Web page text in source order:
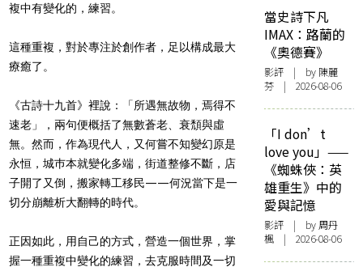
複中有變化的，練習。
這種重複，對於專注於創作者，足以構成最大
療癒了。
《古詩十九首》裡說：「所遇無故物，焉得不
速老」，兩句便概括了無數蒼老、衰頹與虛
無。然而，作為現代人，又何嘗不知變幻原是
永恒，城巿本就變化多端，街道整修不斷，店
子開了又倒，搬家轉工移民——何況當下是一
切分崩離析大翻轉的時代。
正因如此，用自己的方式，營造一個世界，掌
握一種重複中變化的練習，去克服時間及一切
當史詩下凡
IMAX：路蘭的
《奧德賽》
影評 | by 陳麗
芬 | 2026-08-06
「I don’t
love you」——
《蜘蛛俠：英
雄重生》中的
愛與記憶
影評 | by周丹
楓 | 2026-08-06